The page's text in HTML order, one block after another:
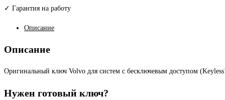
V70,
XC60,
(бесключевой,
Mhz)
✓ Гарантия на работу
Описание
Описание
Оригинальный ключ Volvo для систем с бесключевым доступом
Нужен готовый ключ?